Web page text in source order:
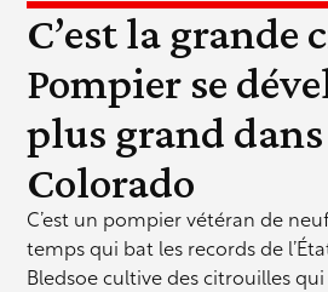
C’est la grande
Pompier se
plus grand
Colorado
C’est un pompier vétéran de
temps qui bat les records de
Bledsoe cultive des citrouilles qui